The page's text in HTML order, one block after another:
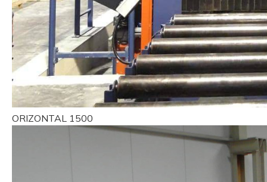
ORIZONTAL 1500